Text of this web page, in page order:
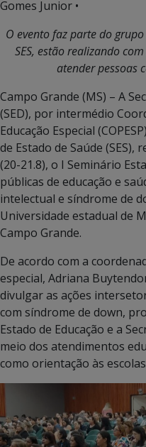
Gomes Junior •
O evento faz parte do
SES, estão realizando
atender pessoas
Campo Grande (MS) – A
(SED), por intermédio
Educação Especial
de Estado de Saúde
(20-21.8), o I Seminário
públicas de educação e
intelectual e síndrome de
Universidade estadual de
Campo Grande.
De acordo com a
especial, Adriana
divulgar as ações
com síndrome de down,
Estado de Educação e a
meio dos atendimentos
como orientação às